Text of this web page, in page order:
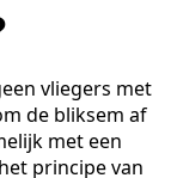
vliegers met
de bliksem af
met een
principe van